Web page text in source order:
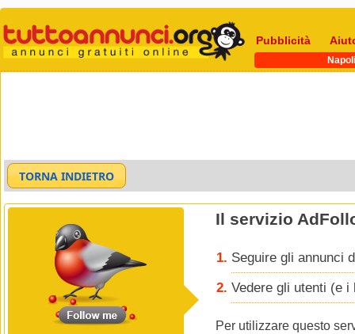
Pubblicità
Napoli
Il servizio
Seguire gli annunci
Vedere gli utenti (e i
Per utilizzare questo